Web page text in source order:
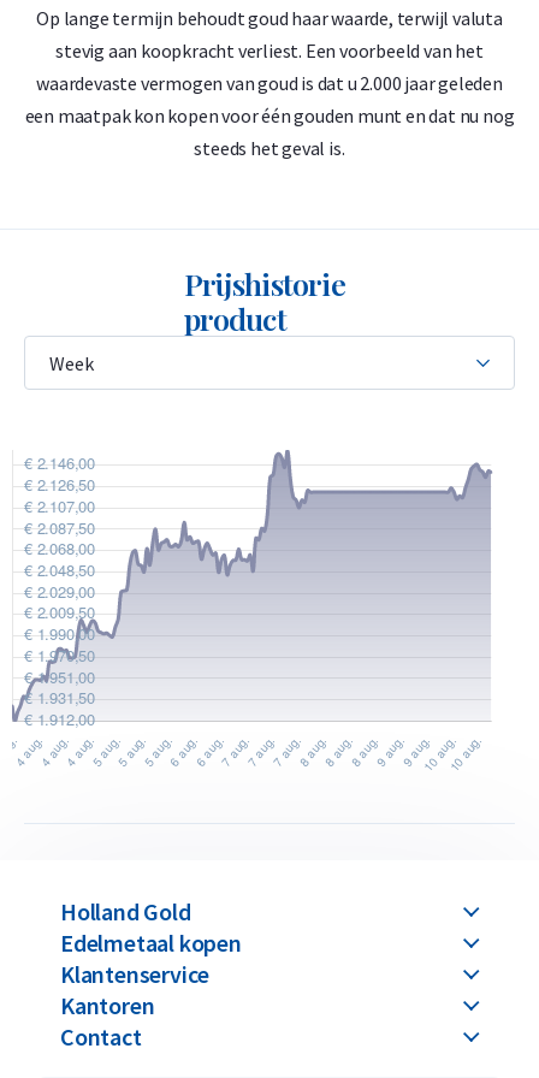
Op lange termijn behoudt goud haar waarde, terwijl valuta
stevig aan koopkracht verliest. Een voorbeeld van het
waardevaste vermogen van goud is dat u 2.000 jaar geleden
een maatpak kon kopen voor één gouden munt en dat nu nog
steeds het geval is.
Prijshistorie
product
Holland Gold
Edelmetaal kopen
Klantenservice
Kantoren
Contact